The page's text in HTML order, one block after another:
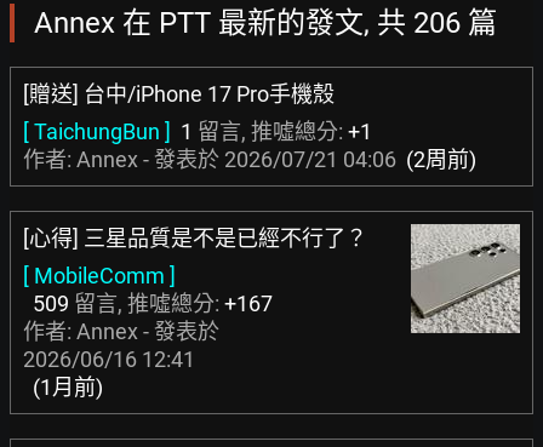
Annex 在 PTT 最新的發文, 共 206 篇
[贈送] 台中/iPhone 17 Pro手機殼
[ TaichungBun ] 1 留言, 推噓總分: +1
作者: Annex - 發表於 2026/07/21 04:06 (2周前)
[心得] 三星品質是不是已經不行了？
[ MobileComm ]
509 留言, 推噓總分: +167
作者: Annex - 發表於
2026/06/16 12:41
(1月前)